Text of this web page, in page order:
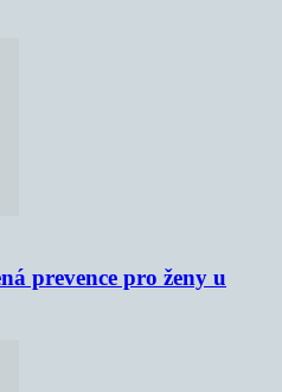
prevence pro ženy u